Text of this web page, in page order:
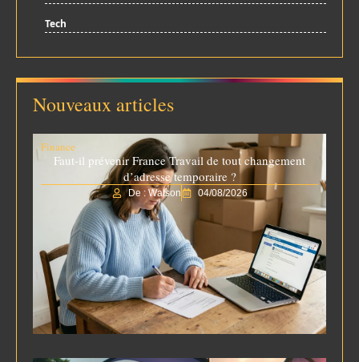
Tech
Nouveaux articles
Finance
Faut-il prévenir France Travail de tout changement
d’adresse temporaire ?
De : Watson 04/08/2026